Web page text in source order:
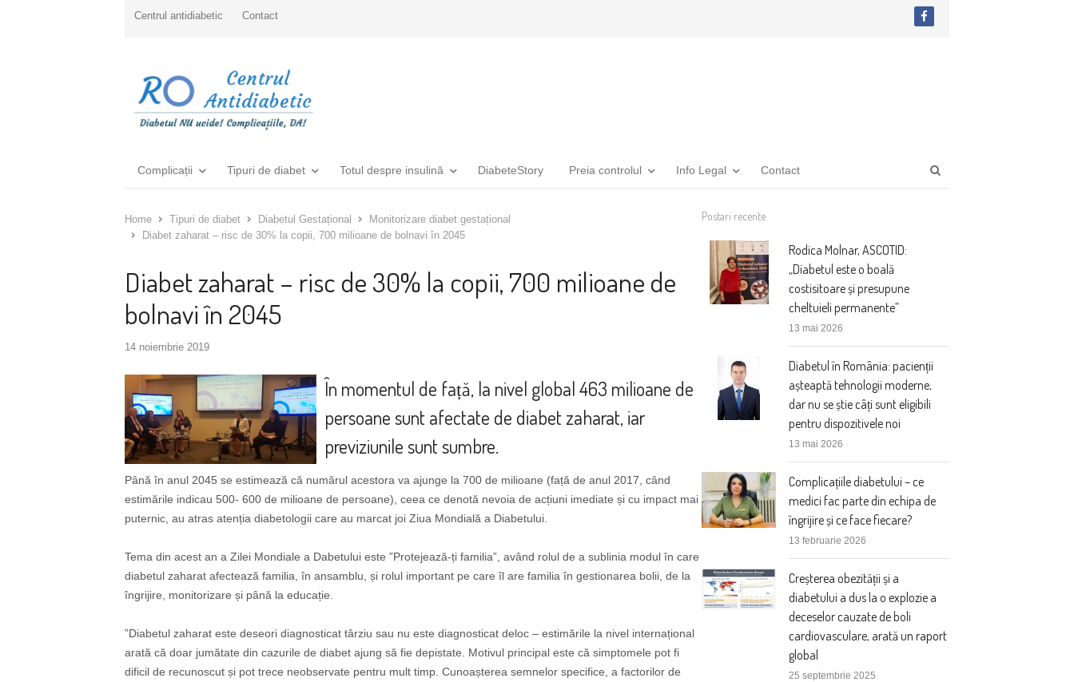
Centrul antidiabetic Contact
Complicații Tipuri de diabet Totul despre insulină DiabeteStory Preia controlul Info Legal Contact
Home
Tipuri de diabet Diabetul Gestațional
Monitorizare diabet gestațional
Diabet zaharat – risc de 30% la copii, 700 milioane de bolnavi în 2045
Diabet zaharat – risc de 30% la copii, 700 milioane de
bolnavi în 2045
14 noiembrie 2019
În momentul de față, la nivel global 463 milioane de
persoane sunt afectate de diabet zaharat, iar
previziunile sunt sumbre.
Până în anul 2045 se estimează că numărul acestora va ajunge la 700 de milioane (față de anul 2017, când
estimările indicau 500- 600 de milioane de persoane), ceea ce denotă nevoia de acțiuni imediate și cu impact mai
puternic, au atras atenția diabetologii care au marcat joi Ziua Mondială a Diabetului.
Tema din acest an a Zilei Mondiale a Dabetului este ”Protejează-ți familia”, având rolul de a sublinia modul în care
diabetul zaharat afectează familia, în ansamblu, și rolul important pe care îl are familia în gestionarea bolii, de la
îngrijire, monitorizare și până la educație.
”Diabetul zaharat este deseori diagnosticat târziu sau nu este diagnosticat deloc – estimările la nivel internațional
arată că doar jumătate din cazurile de diabet ajung să fie depistate. Motivul principal este că simptomele pot fi
dificil de recunoscut și pot trece neobservate pentru mult timp. Cunoașterea semnelor specifice, a factorilor de
Postari recente
Rodica Molnar, ASCOTID:
„Diabetul este o boală
costisitoare și presupune
cheltuieli permanente”
13 mai 2026
Diabetul în România: pacienții
așteaptă tehnologii moderne,
dar nu se știe câți sunt eligibili
pentru dispozitivele noi
13 mai 2026
Complicațiile diabetului – ce
medici fac parte din echipa de
îngrijire și ce face fiecare?
13 februarie 2026
Creșterea obezității și a
diabetului a dus la o explozie a
deceselor cauzate de boli
cardiovasculare, arată un raport
global
25 septembrie 2025